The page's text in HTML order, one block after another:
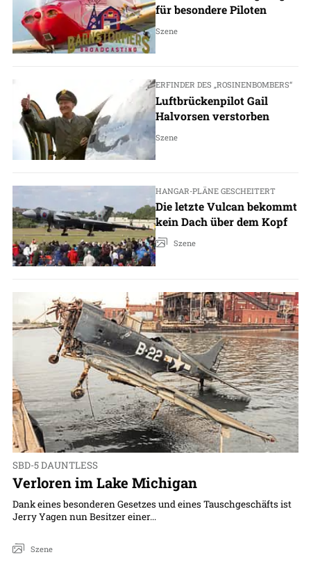
für besondere Piloten
Szene
ERFINDER DES „ROSINENBOMBERS“
Luftbrückenpilot Gail
Halvorsen verstorben
Szene
HANGAR-PLÄNE GESCHEITERT
Die letzte Vulcan bekommt
kein Dach über dem Kopf
Szene
SBD-5 DAUNTLESS
Verloren im Lake Michigan
Dank eines besonderen Gesetzes und eines Tauschgeschäfts ist
Jerry Yagen nun Besitzer einer...
Szene